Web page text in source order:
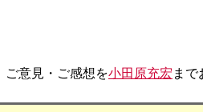
ご意見・ご感想を小田原充宏 まで